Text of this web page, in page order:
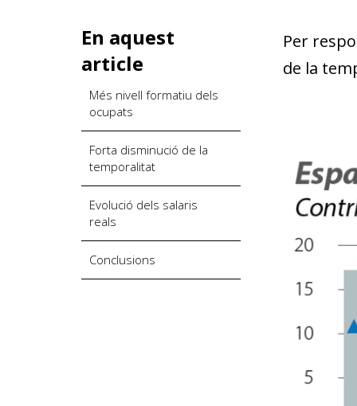
En aquest
article
Més nivell formatiu dels
ocupats
Forta disminució de la
temporalitat
Evolució dels salaris
reals
Conclusions
Per
de la